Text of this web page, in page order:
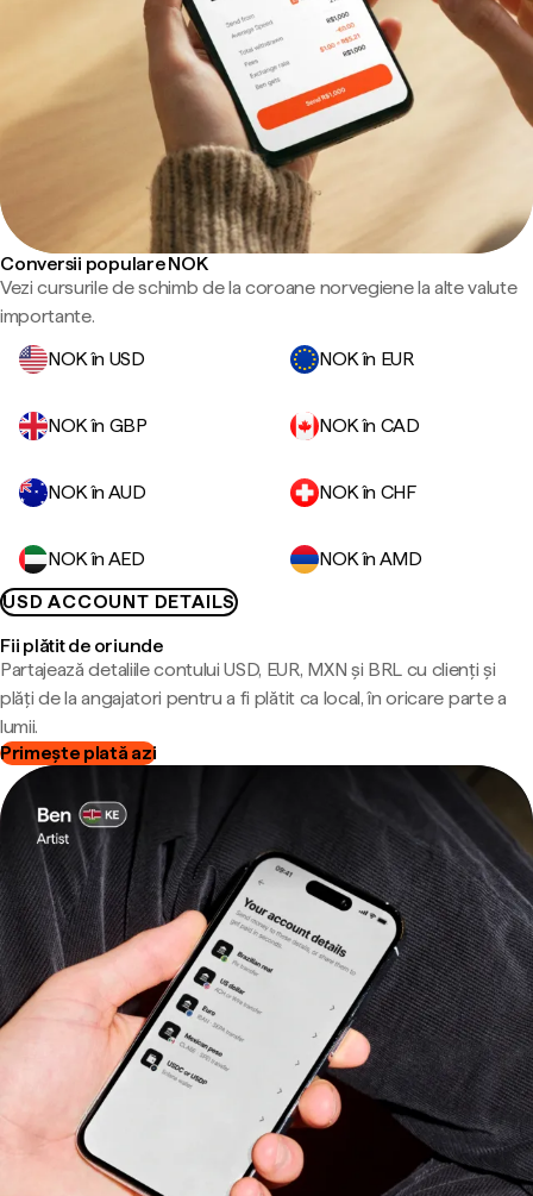
Conversii populare NOK
Vezi cursurile de schimb de la coroane norvegiene la alte valute
importante.
NOK în USD
NOK în EUR
NOK în GBP NOK în CAD
NOK în AUD NOK în CHF
NOK în AED
NOK în AMD
USD ACCOUNT DETAILS
Fii plătit de oriunde
Partajează detaliile contului USD, EUR, MXN și BRL cu clienți și
plăți de la angajatori pentru a fi plătit ca local, în oricare parte a
lumii.
Primește plată azi